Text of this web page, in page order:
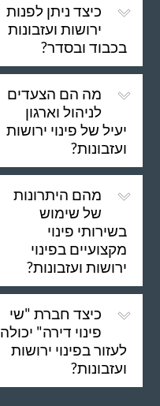
כיצד ניתן לפנות
ירושות ועזבונות
בכבוד ובסדר?
מה הם הצעדים
לניהול וארגון
יעיל של פינוי ירושות
ועזבונות?
מהם היתרונות
של שימוש
בשירותי פינוי
מקצועיים בפינוי
ירושות ועזבונות?
כיצד חברת "שי
פינוי דירה" יכולה
לעזור בפינוי ירושות
ועזבונות?